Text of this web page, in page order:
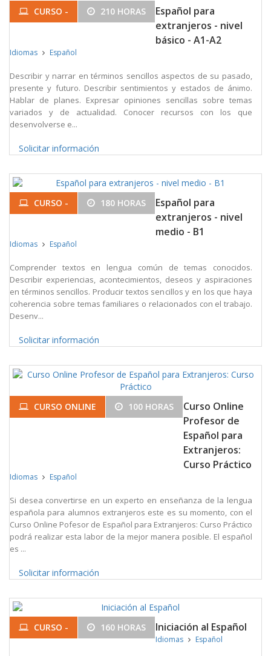
CURSO - 210 HORAS
Español para
extranjeros - nivel
básico - A1-A2
Idiomas Español
Describir y narrar en términos sencillos aspectos de su pasado,
presente y futuro. Describir sentimientos y estados de ánimo.
Hablar de planes. Expresar opiniones sencillas sobre temas
variados y de actualidad. Conocer recursos con los que
desenvolverse e...
Solicitar información
CURSO - 180 HORAS
Español para
extranjeros - nivel
medio - B1
Idiomas Español
Comprender textos en lengua común de temas conocidos.
Describir experiencias, acontecimientos, deseos y aspiraciones
en términos sencillos. Producir textos sencillos y en los que haya
coherencia sobre temas familiares o relacionados con el trabajo.
Desenv...
Solicitar información
CURSO ONLINE 100 HORAS
Curso Online
Profesor de
Español para
Extranjeros:
Curso Práctico
Idiomas Español
Si desea convertirse en un experto en enseñanza de la lengua
española para alumnos extranjeros este es su momento, con el
Curso Online Pofesor de Español para Extranjeros: Curso Práctico
podrá realizar esta labor de la mejor manera posible. El español
es ...
Solicitar información
CURSO - 160 HORAS Iniciación al Español
Idiomas Español